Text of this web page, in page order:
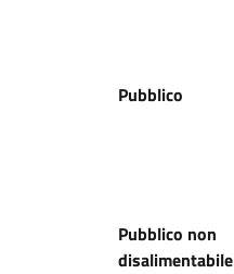
Pubblico
Pubblico non
disalimentabile